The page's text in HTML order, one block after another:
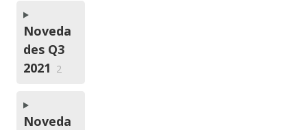
Noveda
des Q3
2021 2
Noveda